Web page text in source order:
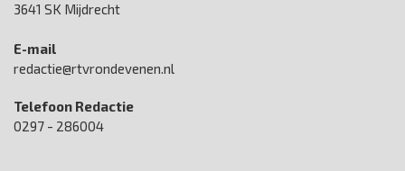
3641 SK Mijdrecht
E-mail
redactie@rtvrondevenen.nl
Telefoon Redactie
0297 - 286004